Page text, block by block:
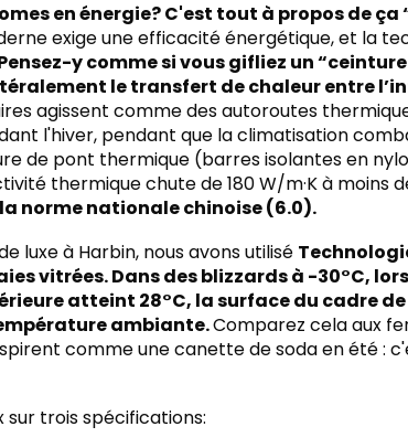
en énergie? C'est tout à propos de ça
exige une efficacité énergétique, et la
y comme si vous gifliez un “ceinture
le transfert de chaleur entre
agissent comme des autoroutes
l'hiver, pendant que la climatisation
de pont thermique (barres isolantes en
thermique chute de 180 W/m·K à moins
norme nationale chinoise (6.0).​
luxe à Harbin, nous avons utilisé
vitrées. Dans des blizzards à -30°C,
atteint 28°C, la surface du cadre
ambiante.Comparez cela aux
comme une canette de soda en été :
sur trois spécifications: